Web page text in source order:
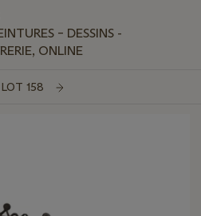
– DESSINS -
ONLINE
LOT 158